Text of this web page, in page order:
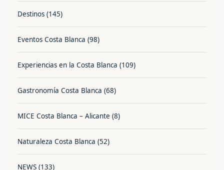
Destinos (145)
Eventos Costa Blanca (98)
Experiencias en la Costa Blanca (109)
Gastronomía Costa Blanca (68)
MICE Costa Blanca – Alicante (8)
Naturaleza Costa Blanca (52)
NEWS (133)